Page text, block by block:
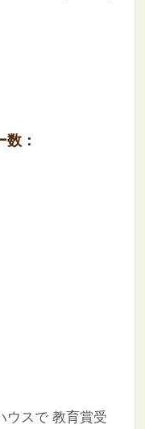
：
ウスで教育賞受